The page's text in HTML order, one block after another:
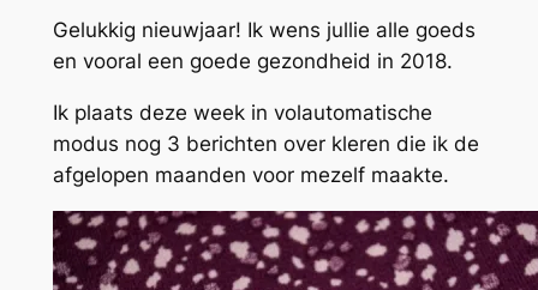
Gelukkig nieuwjaar! Ik wens jullie alle goeds
en vooral een goede gezondheid in 2018.
Ik plaats deze week in volautomatische
modus nog 3 berichten over kleren die ik de
afgelopen maanden voor mezelf maakte.